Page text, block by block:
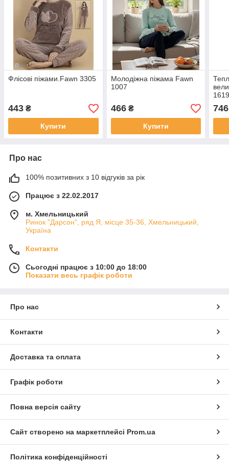
Флісові піжами.Fawn 3305
443 ₴
Купити
Молодіжна піжама Fawn
1007
466₴
Купити
746
Про нас
100% позитивних з 10 відгуків за рік
Працює з 22.02.2017
м. Хмельницький
Ринок "Дарсон", ряд Я, місце 35-36, Хмельницький,
Україна
Контакти
Сьогодні працює з 10:00 до 18:00
Показати весь графік роботи
Про нас
Контакти
Доставка та оплата
Графік роботи
Повна версія сайту
Сайт створено на маркетплейсі Prom.ua
Політика конфіденційності